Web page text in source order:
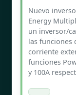
Nuevo
Energy
un inversor/
las funciones
corriente
funciones
y 100A